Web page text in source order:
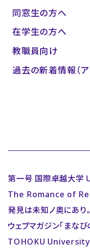
同窓生の方へ
在学生の方へ
教職員向け
過去の新着情報（ア
第一号 国際卓越大学
The Romance of
発見は未知ノ奥にあり。
ウェブマガジン「まなび
TOHOKU